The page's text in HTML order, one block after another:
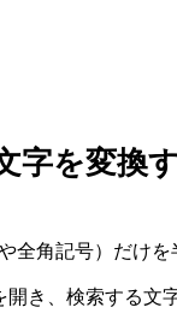
字を変換
全角記号）だけ
き、検索する文